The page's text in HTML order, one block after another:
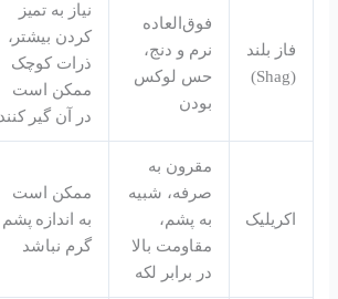
فاز بلند
(Shag)
فوق‌العاده
نرم و دنج،
حس لوکس
بودن
نیاز به تمیز
کردن بیشتر،
ذرات کوچک
ممکن است
در آن گیر کنند
اکریلیک
مقرون به
صرفه، شبیه
به پشم،
مقاومت بالا
در برابر لکه
ممکن است
به اندازه پشم
گرم نباشد